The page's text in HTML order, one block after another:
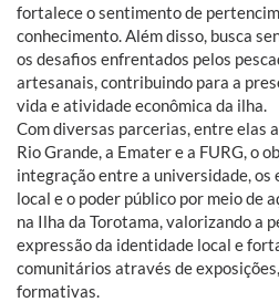
fortalece o sentimento de
conhecimento. Além disso, busca
os desafios enfrentados pelos
artesanais, contribuindo para a
vida e atividade econômica da ilha.
Com diversas parcerias, entre elas
Rio Grande, a Emater e a FURG, o
integração entre a universidade, os
local e o poder público por meio de
na Ilha da Torotama, valorizando a
expressão da identidade local e
comunitários através de
formativas.